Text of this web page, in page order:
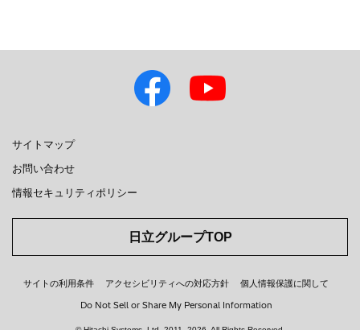
サイトマップ
お問い合わせ
情報セキュリティポリシー
日立グループTOP
サイトの利用条件 アクセシビリティへの対応方針 個人情報保護に関して
Do Not Sell or Share My Personal Information